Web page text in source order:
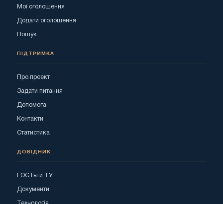
Мої оголошення
Додати оголошення
Пошук
ПІДТРИМКА
Про проект
Задати питання
Допомога
Контакти
Статистика
ДОВІДНИК
ГОСТы и ТУ
Документи